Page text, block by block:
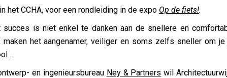
het CCHA, voor een rondleiding in de expo Op de fiets!.
is niet enkel te danken aan de snellere en
het aangenamer, veiliger en soms zelfs sneller om
…
en ingenieursbureau Ney & Partners wil